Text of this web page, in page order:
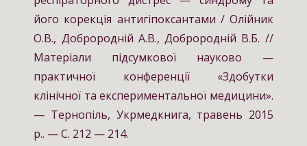
його корекція антигіпоксантами / Олійник
О.В., Доброродній А.В., Доброродній В.Б. //
Матеріали підсумкової науково —
практичної конференції «Здобутки
клінічної та експериментальної медицини».
— Тернопіль, Укрмедкнига, травень 2015
р.. — С. 212 — 214.